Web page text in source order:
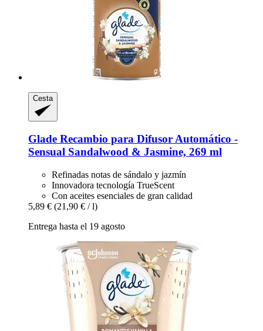
Cesta
Glade Recambio para Difusor Automático -​
Sensual Sandalwood & Jasmine, 269 ml
Refinadas notas de sándalo y jazmín
Innovadora tecnología TrueScent
Con aceites esenciales de gran calidad
5,89 € (21,90 € / l)
Entrega hasta el 19 agosto